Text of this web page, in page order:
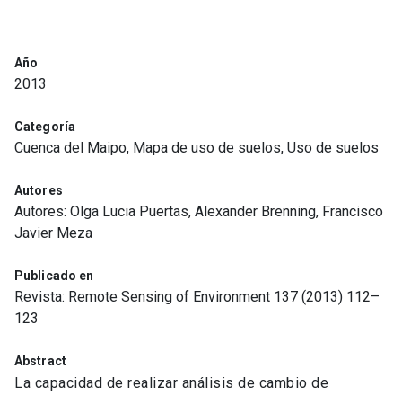
Año
2013
Categoría
Cuenca del Maipo, Mapa de uso de suelos, Uso de suelos
Autores
Autores: Olga Lucia Puertas, Alexander Brenning, Francisco
Javier Meza
Publicado en
Revista: Remote Sensing of Environment 137 (2013) 112–
123
Abstract
La capacidad de realizar análisis de cambio de